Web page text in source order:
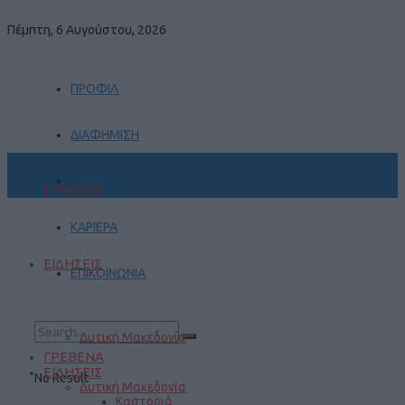
Πέμπτη, 6 Αυγούστου, 2026
ΠΡΟΦΙΛ
ΔΙΑΦΗΜΙΣΗ
ΚΑΡΙΕΡΑ
ΕΠΙΚΟΙΝΩΝΙΑ
No Result
ΓΡΕΒΕΝΑ
ΕΙΔΗΣΕΙΣ
Δυτική Μακεδονία
ΓΡΕΒΕΝΑ
ΕΙΔΗΣΕΙΣ
Δυτική Μακεδονία
Καστοριά